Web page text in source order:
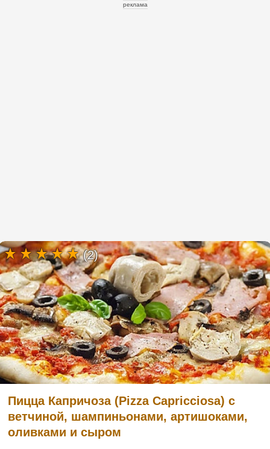
реклама
Пицца Капричоза (Pizza Capricciosa) с
ветчиной, шампиньонами, артишоками,
оливками и сыром
(2)